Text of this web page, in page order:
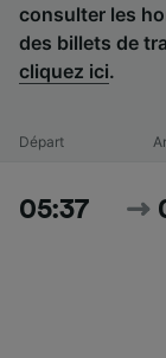
consulter les
des billets de
cliquez ici.
Départ
05:37